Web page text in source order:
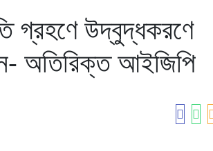
গ্রহণে উদ্বুদ্ধকরণে
অতিরিক্ত আইজিপি